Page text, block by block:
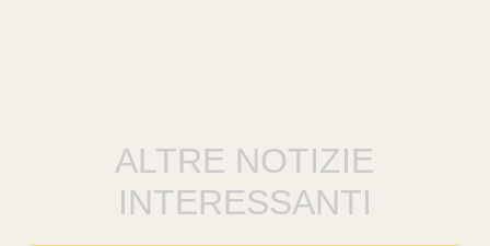
ALTRE NOTIZIE
INTERESSANTI